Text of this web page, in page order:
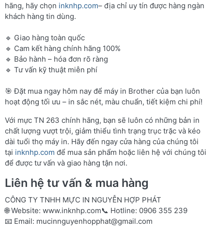
hãng, hãy chọn inknhp.com– địa chỉ uy tín được hàng ngàn
khách hàng tin dùng.
🔹 Giao hàng toàn quốc
🔹 Cam kết hàng chính hãng 100%
🔹 Bảo hành – hóa đơn rõ ràng
🔹 Tư vấn kỹ thuật miễn phí
🎯 Đặt mua ngay hôm nay để máy in Brother của bạn luôn
hoạt động tối ưu – in sắc nét, màu chuẩn, tiết kiệm chi phí!
Với mực TN 263 chính hãng, bạn sẽ luôn có những bản in
chất lượng vượt trội, giảm thiểu tình trạng trục trặc và kéo
dài tuổi thọ máy in. Hãy đến ngay cửa hàng của chúng tôi
tại inknhp.com để mua sản phẩm hoặc liên hệ với chúng tôi
để được tư vấn và giao hàng tận nơi.
Liên hệ tư vấn & mua hàng
CÔNG TY TNHH MỰC IN NGUYỄN HỢP PHÁT
🌐 Website: www.inknhp.com📞 Hotline: 0906 355 239
📧 Email: mucinnguyenhopphat@gmail.com